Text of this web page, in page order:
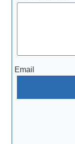
Email